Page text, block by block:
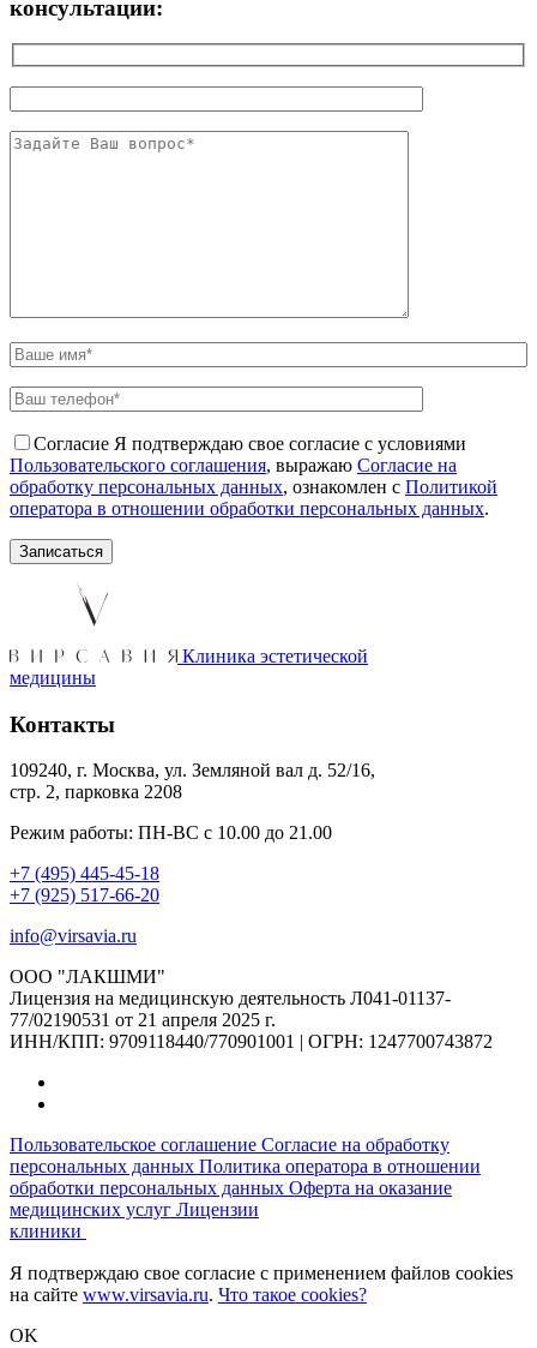
консультации:
Согласие Я подтверждаю свое согласие с условиями
Пользовательского соглашения, выражаю Согласие на
обработку персональных данных, ознакомлен с Политикой
оператора в отношении обработки персональных данных.
Клиника эстетической
медицины
Контакты
109240, г. Москва, ул. Земляной вал д. 52/16,
стр. 2, парковка 2208
Режим работы: ПН-ВС с 10.00 до 21.00
+7 (495) 445-45-18
+7 (925) 517-66-20
info@virsavia.ru
ООО "ЛАКШМИ"
Лицензия на медицинскую деятельность Л041-01137-
77/02190531 от 21 апреля 2025 г.
ИНН/КПП: 9709118440/770901001 | ОГРН: 1247700743872
Пользовательское соглашение Согласие на обработку
персональных данных Политика оператора в отношении
обработки персональных данных Оферта на оказание
медицинских услуг Лицензии
клиники
Я подтверждаю свое согласие с применением файлов cookies
на сайте www.virsavia.ru. Что такое cookies?
OK